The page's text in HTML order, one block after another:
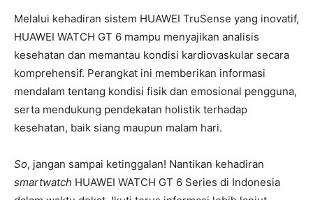
Melalui kehadiran sistem HUAWEI TruSense yang inovatif,
HUAWEI WATCH GT 6 mampu menyajikan analisis
kesehatan dan memantau kondisi kardiovaskular secara
komprehensif. Perangkat ini memberikan informasi
mendalam tentang kondisi fisik dan emosional pengguna,
serta mendukung pendekatan holistik terhadap
kesehatan, baik siang maupun malam hari.
So, jangan sampai ketinggalan! Nantikan kehadiran
smartwatch HUAWEI WATCH GT 6 Series di Indonesia